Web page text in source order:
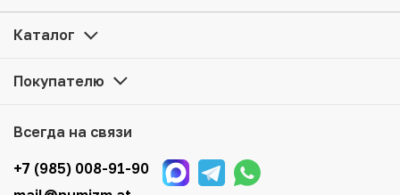
Купить 10 сен 1893 года Япония по привлекательной
цене можно в нашем интернет-магазине — Вам
нашем складе.
того, возможен самовывоз товара из офиса магазина.
Для вашего удобства представлены несколько способов
оплаты и доставки заказа. Все отправления надежно и
Каталог
Покупателю
Всегда на связи
+7 (985) 008-91-90